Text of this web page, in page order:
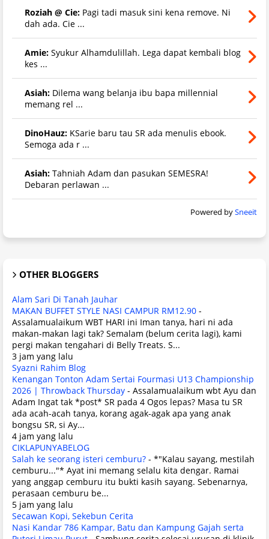
Roziah @ Cie: Pagi tadi masuk sini kena remove. Ni
dah ada. Cie ...
Amie: Syukur Alhamdulillah. Lega dapat kembali blog
kes ...
Asiah: Dilema wang belanja ibu bapa millennial
memang rel ...
DinoHauz: KSarie baru tau SR ada menulis ebook.
Semoga ada r ...
Asiah: Tahniah Adam dan pasukan SEMESRA!
Debaran perlawan ...
Powered bySneeit
OTHER BLOGGERS
Alam Sari Di Tanah Jauhar
MAKAN BUFFET STYLE NASI CAMPUR RM12.90 -
Assalamualaikum WBT HARI ini Iman tanya, hari ni ada
makan-makan lagi tak? Semalam (belum cerita lagi), kami
pergi makan tengahari di Belly Treats. S...
3 jam yang lalu
Syazni Rahim Blog
Kenangan Tonton Adam Sertai Fourmasi U13 Championship
2026 | Throwback Thursday - Assalamualaikum wbt Ayu dan
Adam Ingat tak *post* SR pada 4 Ogos lepas? Masa tu SR
ada acah-acah tanya, korang agak-agak apa yang anak
bongsu SR, si Ay...
4 jam yang lalu
CIKLAPUNYABELOG
Salah ke seorang isteri cemburu? - *"Kalau sayang, mestilah
cemburu..."* Ayat ini memang selalu kita dengar. Ramai
yang anggap cemburu itu bukti kasih sayang. Sebenarnya,
perasaan cemburu be...
5 jam yang lalu
Secawan Kopi, Sekebun Cerita
Nasi Kandar 786 Kampar, Batu dan Kampung Gajah serta